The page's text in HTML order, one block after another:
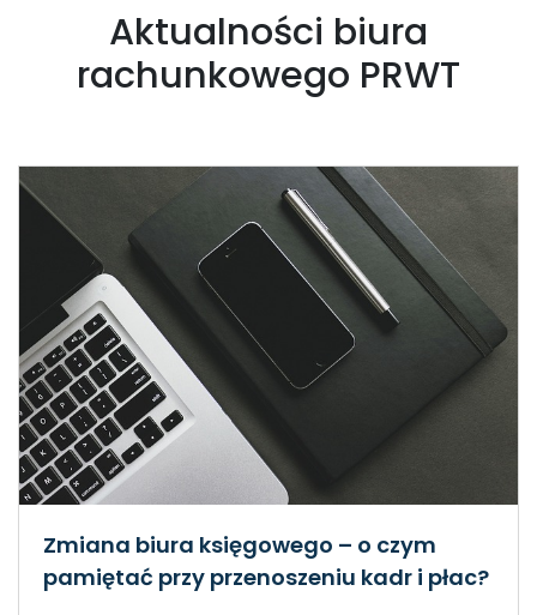
Aktualności biura
rachunkowego PRWT
Zmiana biura księgowego – o czym
pamiętać przy przenoszeniu kadr i płac?